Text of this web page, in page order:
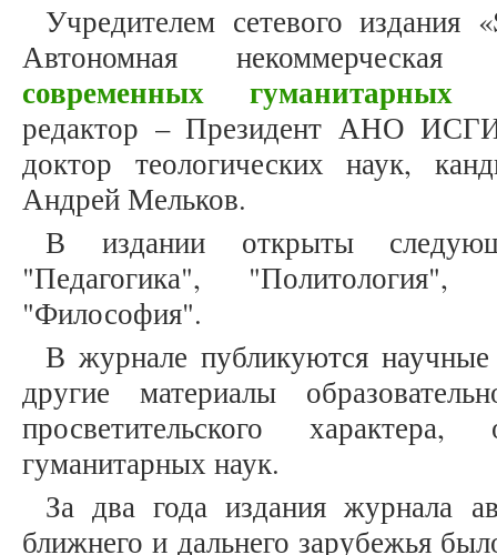
Учредителем сетевого издания
Автономная
современных гуманитарных
редактор – Президент АНО
доктор теологических наук,
Андрей Мельков.
В издании открыты
"Педагогика", "Политология",
"Философия".
В журнале публикуются
другие материалы
просветительского
гуманитарных наук.
За два года издания журнала
ближнего и дальнего зарубежья